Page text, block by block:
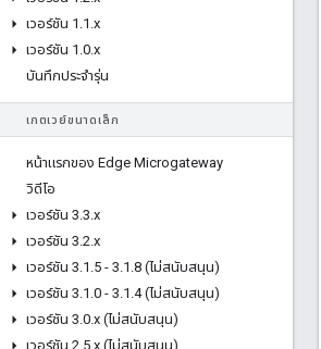
เวอร์ชัน 1 .1 .x
เวอร์ชัน 1 .0.x
บันทึกประจำรุ่น
เกตเวย์ขนาดเล็ก
หน้าแรกของ Edge Microgateway
วิดีโอ
เวอร์ชัน 3.3.x
เวอร์ชัน 3.2.x
เวอร์ชัน 3.1 .5 - 3.1 .8 (ไม่สนับสนุน)
เวอร์ชัน 3.1 .0 - 3.1 .4 (ไม่สนับสนุน)
เวอร์ชัน 3.0.x (ไม่สนับสนุน)
เวอร์ชัน 2.5.x (ไม่สนับสนุน)